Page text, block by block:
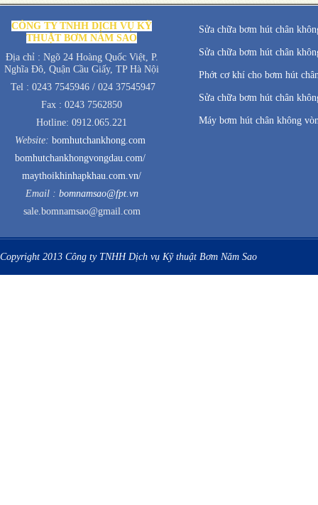
CÔNG TY TNHH DỊCH VỤ KỸ
THUẬT BƠM NĂM SAO
Địa chỉ : Ngõ 24 Hoàng Quốc Việt, P.
Nghĩa Đô, Quận Cầu Giấy, TP Hà Nội
Tel : 0243 7545946 / 024 37545947
Fax : 0243 7562850
Hotline: 0912.065.221
Website: bomhutchankhong.com
bomhutchankhongvongdau.com/
maythoikhinhapkhau.com.vn/
Email : bomnamsao@fpt.vn
sale.bomnamsao@gmail.com
Sửa chữa bơm hút chân
Sửa chữa bơm hút chân
Phớt cơ khí cho bơm hút
Sửa chữa bơm hút chân
Máy bơm hút chân không
Copyright 2013 Công ty TNHH Dịch vụ Kỹ thuật Bơm Năm Sao